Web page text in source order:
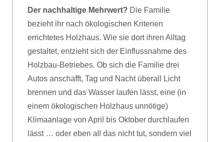
Der nachhaltige Mehrwert? Die Familie
bezieht ihr nach ökologischen Kriterien
errichtetes Holzhaus. Wie sie dort ihren Alltag
gestaltet, entzieht sich der Einflussnahme des
Holzbau-Betriebes. Ob sich die Familie drei
Autos anschafft, Tag und Nacht überall Licht
brennen und das Wasser laufen lässt, eine (in
einem ökologischen Holzhaus unnötige)
Klimaanlage von April bis Oktober durchlaufen
lässt … oder eben all das nicht tut, sondern viel